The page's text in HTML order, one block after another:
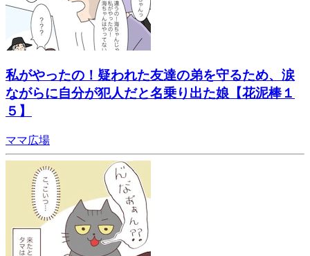
私がやったの！疑われた友達の弟を守るため、涙
ながらに自分が犯人だと名乗り出た娘【花泥棒１
５】
ママ広場